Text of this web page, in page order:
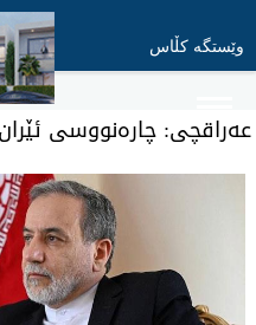
وێستگە کڵاس
عه‌راقچی‌: چاره‌نووسی